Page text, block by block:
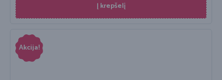
Į krepšelį
Akcija!